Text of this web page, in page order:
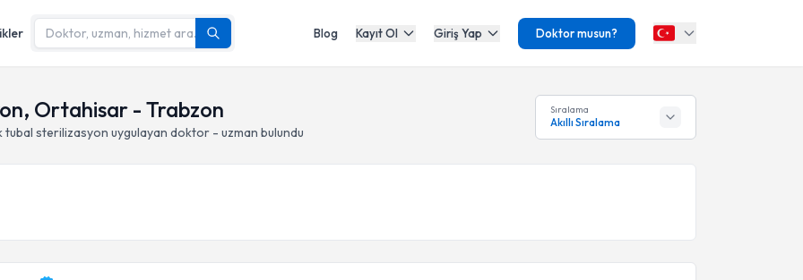
Blog Kayıt Ol Giriş Yap Doktor musun?
Ortahisar - Trabzon
tubal sterilizasyon uygulayan doktor - uzman bulundu
Sıralama
Akıllı Sıralama